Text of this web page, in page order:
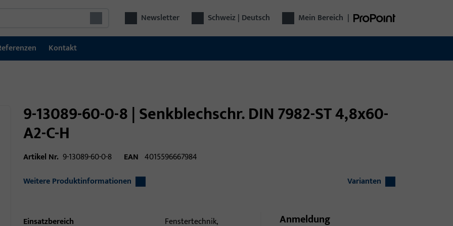
Newsletter Schweiz | Deutsch Mein Bereich |
Kontakt
9-13089-60-0-8 | Senkblechschr. DIN 7982-ST 4,8x60-
A2-C-H
Artikel Nr. 9-13089-60-0-8 EAN 4015596667984
Weitere Produktinformationen
Varianten
Einsatzbereich
Fenstertechnik,
Anmeldung